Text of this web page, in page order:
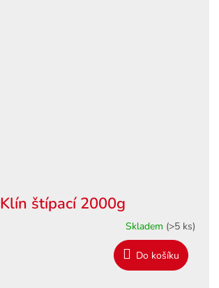
Klín štípací 2000g
Skladem (>5 ks)
Do košíku